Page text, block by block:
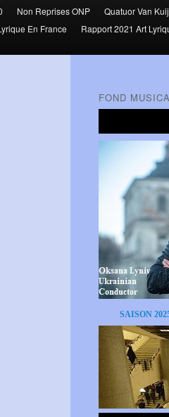
Non Reprises ONP Quatuor Van
En France Rapport 2021 Art
FOND
SAISON